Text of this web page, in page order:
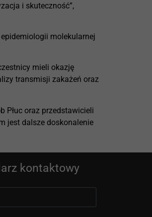
i skuteczność”,
molekularnej
mieli okazję
transmisji zakażeń oraz
Płuc oraz przedstawicieli
jest dalsze doskonalenie
kontaktowy